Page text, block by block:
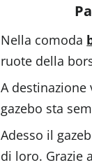
Nella comoda
ruote della
A
gazebo sta
Adesso il
di loro. Grazie